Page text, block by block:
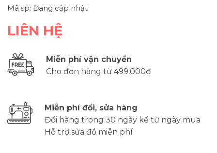
Mã sp: Đang cập nhật
LIÊN HỆ
Miễn phí vận chuyển
Cho đơn hàng từ 499.000đ
Miễn phí đổi, sửa hàng
Đổi hàng trong 30 ngày kể từ ngày mua
Hỗ trợ sửa đồ miễn phí